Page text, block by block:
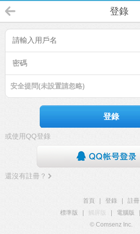
登錄
安全提問(未設置請忽略)
登錄
或使用QQ登錄
還沒有註冊？
首頁 登錄
註冊
標準版
觸屏版 電腦版
© Comsenz Inc.